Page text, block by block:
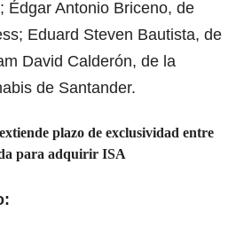
Édgar Antonio Briceno, de
Eduard Steven Bautista, de
David Calderón, de la
de Santander.
plazo de exclusividad entre
para adquirir ISA